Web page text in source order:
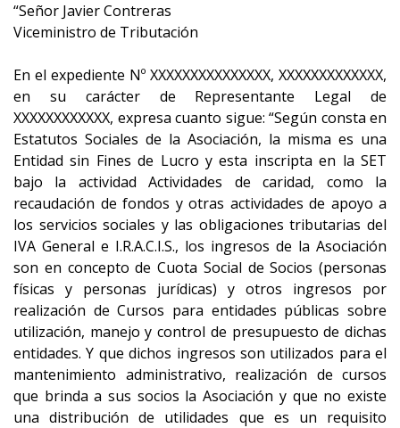
“Señor Javier Contreras
Viceministro de Tributación
En el expediente Nº XXXXXXXXXXXXXXX, XXXXXXXXXXXXX,
en su carácter de Representante Legal de
XXXXXXXXXXXX, expresa cuanto sigue: “Según consta en
Estatutos Sociales de la Asociación, la misma es una
Entidad sin Fines de Lucro y esta inscripta en la SET
bajo la actividad Actividades de caridad, como la
recaudación de fondos y otras actividades de apoyo a
los servicios sociales y las obligaciones tributarias del
IVA General e I.R.A.C.I.S., los ingresos de la Asociación
son en concepto de Cuota Social de Socios (personas
físicas y personas jurídicas) y otros ingresos por
realización de Cursos para entidades públicas sobre
utilización, manejo y control de presupuesto de dichas
entidades. Y que dichos ingresos son utilizados para el
mantenimiento administrativo, realización de cursos
que brinda a sus socios la Asociación y que no existe
una distribución de utilidades que es un requisito